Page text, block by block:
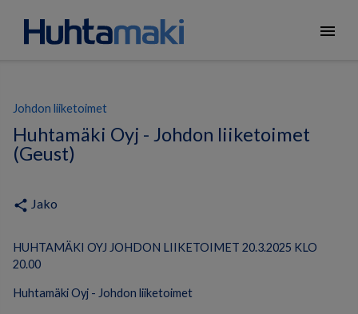
menu
Johdon liiketoimet
Huhtamäki Oyj - Johdon liiketoimet
(Geust)
share Jako
HUHTAMÄKI OYJ JOHDON LIIKETOIMET 20.3.2025 KLO
20.00
Huhtamäki Oyj - Johdon liiketoimet